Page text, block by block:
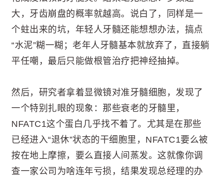
大，牙齿崩盘的概率就越高。说白了，同样是一
个蛀出来的坑，年轻人牙髓还能想想办法，搞点
“水泥”糊一糊；老年人牙髓基本就放弃了，直接躺
平任嘲，最后只能做根管治疗把神经抽掉。
然后，研究者拿着显微镜对准牙髓细胞，发现了
一个特别扎眼的现象：那些衰老的牙髓里，
NFATC1这个蛋白几乎找不着了。尤其是在那些
已经进入“退休”状态的干细胞里，NFATC1要么被
按在地上摩擦，要么直接人间蒸发。这就像你调
查一家公司为啥连年亏损，结果发现总经理的办